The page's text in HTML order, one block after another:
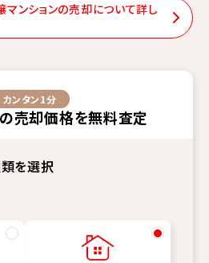
ンションの売却について詳し
カンタン1分
の売却価格を無料査定
を選択